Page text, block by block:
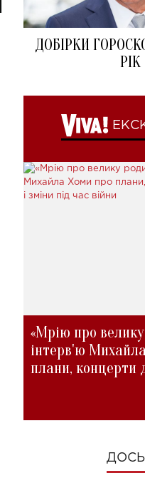
ДОБІРКИ
РІК
«Мрію про
інтерв'ю
плани, концерти